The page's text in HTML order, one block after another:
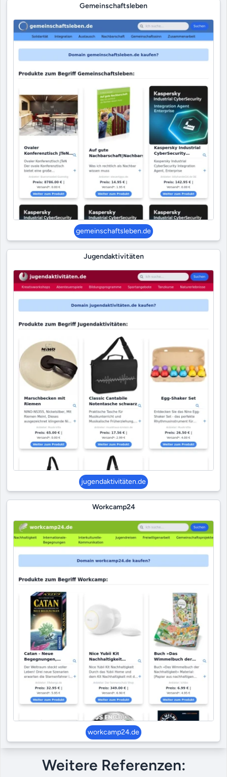
Gemeinschaftsleben
gemeinschaftsleben.de
Jugendaktivitäten
jugendaktivitäten.de
Workcamp24
workcamp24.de
Weitere Referenzen: